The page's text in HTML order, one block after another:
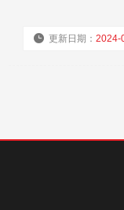
更新日期：2024-